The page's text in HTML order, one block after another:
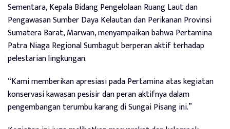
Sementara, Kepala Bidang Pengelolaan Ruang Laut dan
Pengawasan Sumber Daya Kelautan dan Perikanan Provinsi
Sumatera Barat, Marwan, menyampaikan bahwa Pertamina
Patra Niaga Regional Sumbagut berperan aktif terhadap
pelestarian lingkungan.
“Kami memberikan apresiasi pada Pertamina atas kegiatan
konservasi kawasan pesisir dan peran aktifnya dalam
pengembangan terumbu karang di Sungai Pisang ini.”